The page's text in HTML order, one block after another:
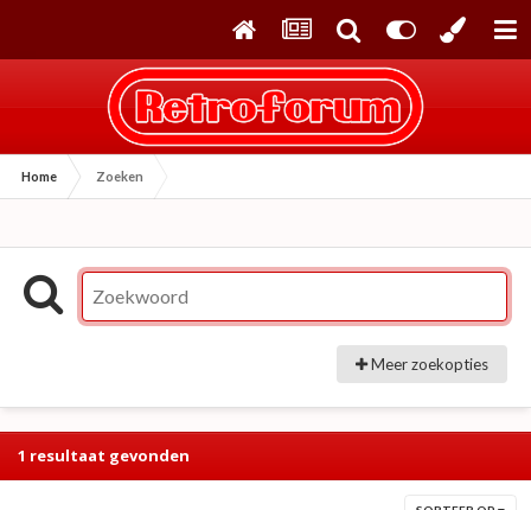
Home Zoeken
Meer zoekopties
1 resultaat gevonden